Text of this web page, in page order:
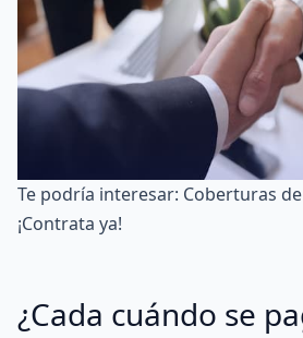
Te podría interesar: Coberturas
¡Contrata ya!
¿Cada cuándo se